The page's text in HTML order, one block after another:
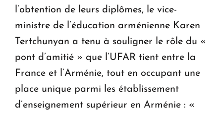
l’obtention de leurs diplômes, le vice-
ministre de l’éducation arménienne Karen
Tertchunyan a tenu à souligner le rôle du «
pont d’amitié » que l’UFAR tient entre la
France et l’Arménie, tout en occupant une
place unique parmi les établissement
d’enseignement supérieur en Arménie : «